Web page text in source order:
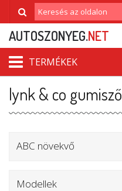
AUTOSZONYEG.NET
TERMÉKEK
lynk & co
ABC növekvő
Modellek